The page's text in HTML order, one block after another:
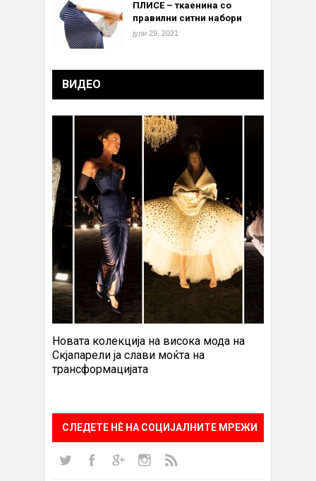
ПЛИСЕ – ткаенина со
правилни ситни набори
јули 29, 2021
ВИДЕО
Новата колекција на висока мода на
Скјапарели ја слави моќта на
трансформацијата
СЛЕДЕТЕ НÈ НА СОЦИЈАЛНИТЕ МРЕЖИ